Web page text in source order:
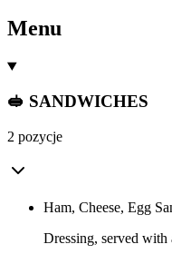
Menu
🥪 SANDWICHES
2 pozycje
Ham, Cheese, Egg
Dressing, served with